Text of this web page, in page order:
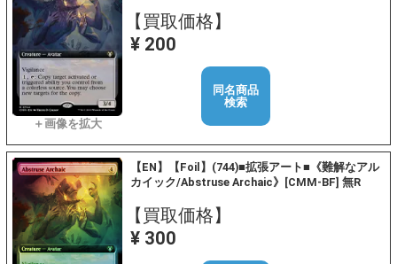
【買取価格】
¥ 200
同名商品
検索
【EN】【Foil】(744)■拡張アート■《難解なアル
カイック/Abstruse Archaic》[CMM-BF] 無R
【買取価格】
¥ 300